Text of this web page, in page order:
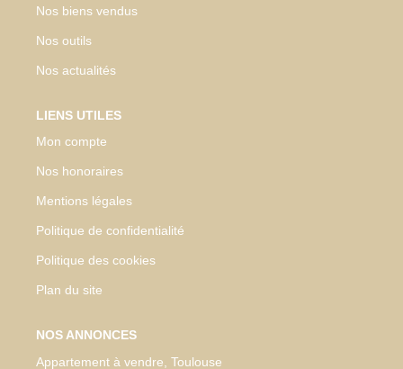
Nos biens vendus
Nos outils
Nos actualités
LIENS UTILES
Mon compte
Nos honoraires
Mentions légales
Politique de confidentialité
Politique des cookies
Plan du site
NOS ANNONCES
Appartement à vendre, Toulouse